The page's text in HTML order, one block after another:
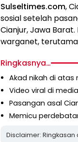
Sulseltimes.com,
sosial setelah
Cianjur, Jawa
warganet,
Ringkasnya…
Akad nikah di atas
Video viral di
Pasangan asal
Memicu
Disclaimer: